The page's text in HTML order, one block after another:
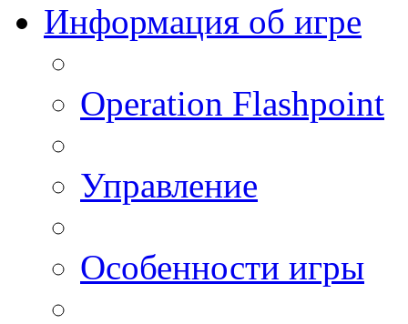
Информация об игре
Operation Flashpoint
Управление
Особенности игры